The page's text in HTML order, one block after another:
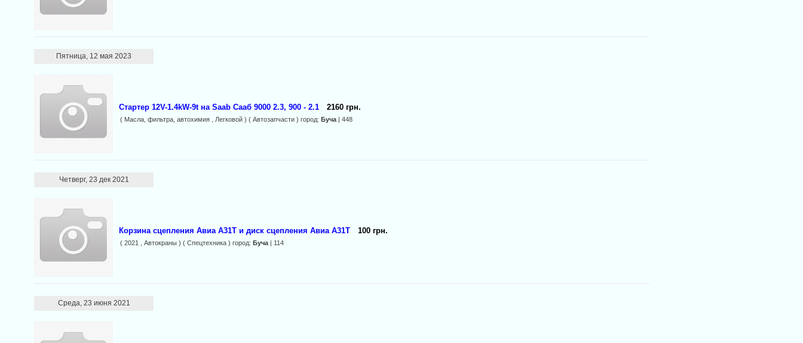
Пятница, 12 мая 2023
Стартер 12V-1.4kW-9t на Saab Сааб 9000 2.3, 900 - 2.1 2160 грн.
( Масла, фильтра, автохимия , Легковой ) ( Автозапчасти ) город:Буча | 448
Четверг, 23 дек 2021
Корзина сцепления Авиа А31Т и диск сцепления Авиа А31Т 100 грн.
( 2021 , Автокраны ) ( Спецтехника ) город:Буча | 114
Среда, 23 июня 2021